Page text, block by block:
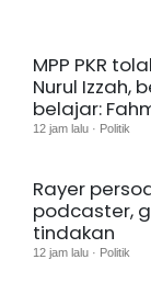
MPP PKR
Nurul Izzah,
belajar:
12 jam lalu · Politik
Rayer
podcaster,
tindakan
12 jam lalu · Politik